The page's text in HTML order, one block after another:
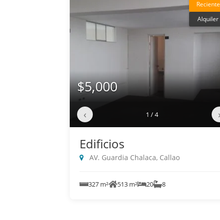
Reciente
Alquiler
$5,000
‹ 1 / 4
Edificios
AV. Guardia Chalaca, Callao
327 m² 513 m² 20 8